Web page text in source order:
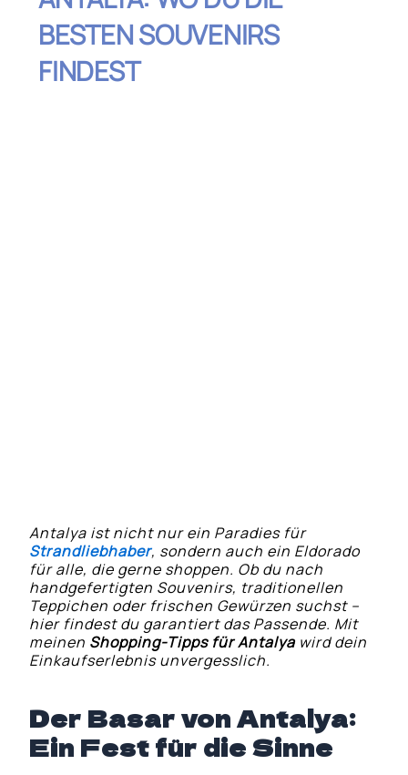
BESTEN SOUVENIRS
FINDEST
Antalya ist nicht nur ein Paradies für
Strandliebhaber, sondern auch ein Eldorado
für alle, die gerne shoppen. Ob du nach
handgefertigten Souvenirs, traditionellen
Teppichen oder frischen Gewürzen suchst –
hier findest du garantiert das Passende. Mit
meinen Shopping-Tipps für Antalya wird dein
Einkaufserlebnis unvergesslich.
Der Basar von Antalya:
Ein Fest für die Sinne